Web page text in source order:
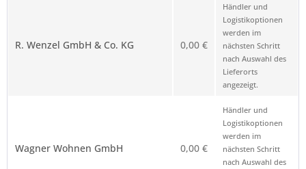
R. Wenzel GmbH & Co. KG 0,00 €
Händler und
Logistikoptionen
werden im
nächsten Schritt
nach Auswahl des
Lieferorts
angezeigt.
Wagner Wohnen GmbH 0,00 €
Händler und
Logistikoptionen
werden im
nächsten Schritt
nach Auswahl des